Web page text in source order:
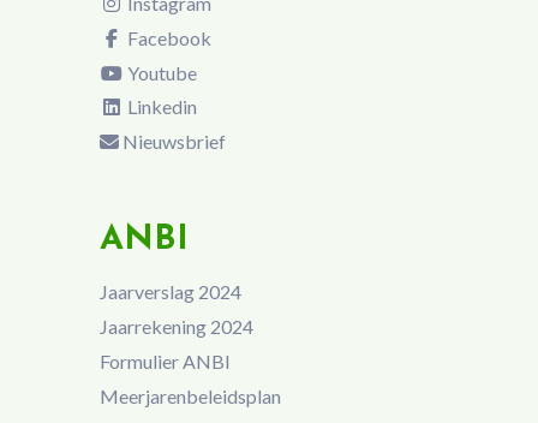
Facebook
Youtube
Linkedin
Nieuwsbrief
ANBI
Jaarverslag 2024
Jaarrekening 2024
Formulier ANBI
Meerjarenbeleidsplan